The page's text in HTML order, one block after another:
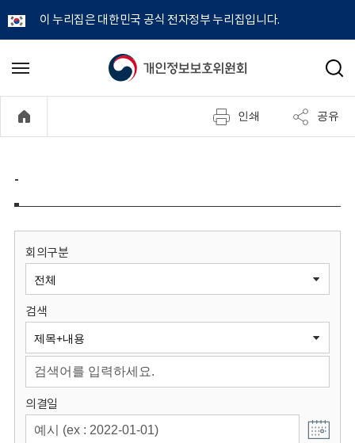
이 누리집은 대한민국 공식 전자정부 누리집입니다.
개
정
보
원
회
메
기
검
인쇄 공유
-
회의구분
검색
의결일